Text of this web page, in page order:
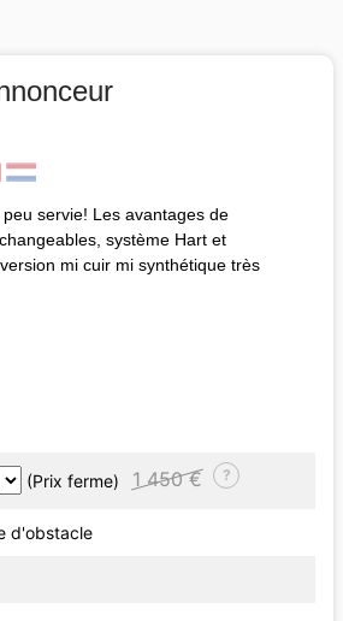
servie! Les avantages de
système Hart et
mi cuir mi synthétique très
(Prix ferme) 1 450 € ?
d'obstacle